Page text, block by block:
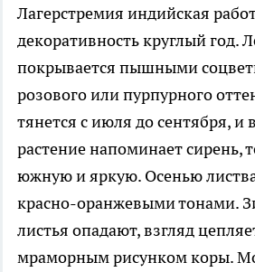
Лагерстремия индийская
декоративность круглый год.
покрывается пышными
розового или пурпурного
тянется с июля до сентября, и
растение напоминает сирень,
южную и яркую. Осенью
красно-оранжевыми тонами.
листья опадают, взгляд
мраморным рисунком коры.